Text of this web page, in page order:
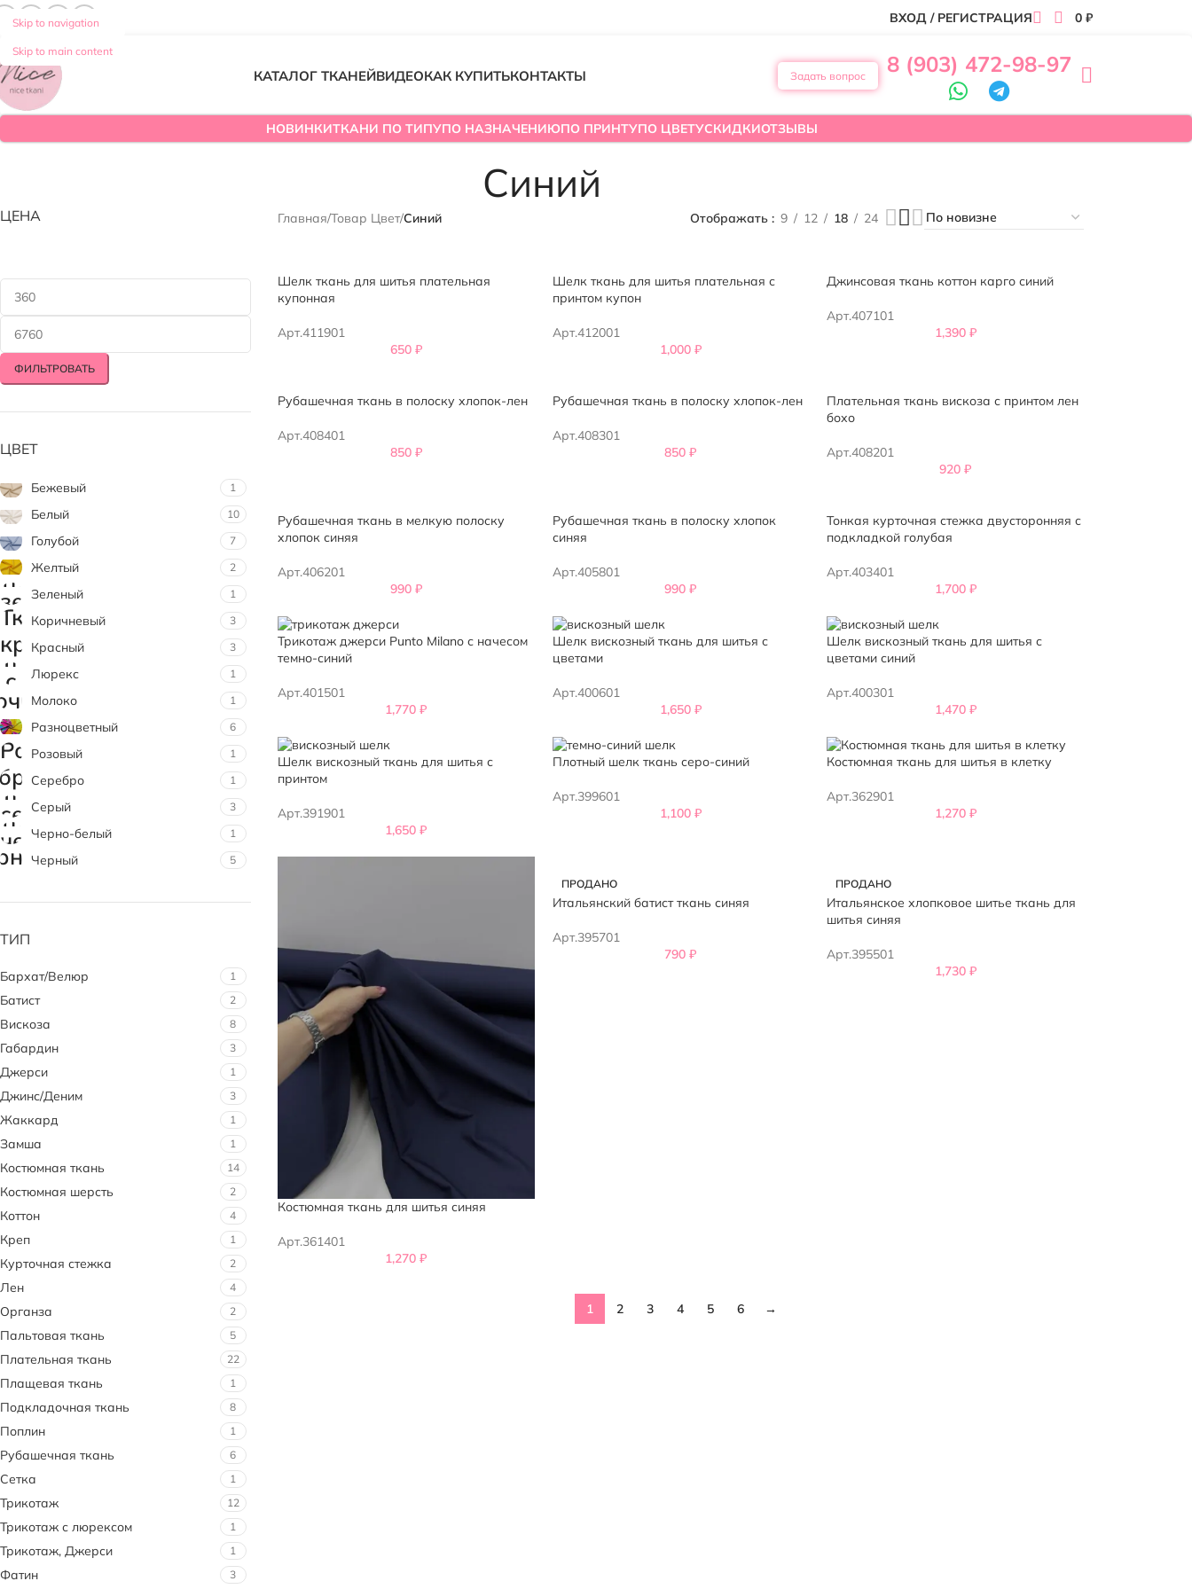
Skip to navigation
Skip to main content
ВХОД / РЕГИСТРАЦИЯ 0 ₽
КАТАЛОГ ТКАНЕЙВИДЕОКАК КУПИТЬКОНТАКТЫ Задать вопрос 8 (903) 472-98-97
НОВИНКИТКАНИ ПО ТИПУПО НАЗНАЧЕНИЮПО ПРИНТУПО ЦВЕТУСКИДКИОТЗЫВЫ
Синий
ЦЕНА
ФИЛЬТРОВАТЬ
ЦВЕТ
Бежевый 1
Белый 10
Голубой 7
Желтый 2
Зеленый 1
Коричневый 3
Красный 3
Люрекс 1
Молоко 1
Разноцветный 6
Розовый 1
Серебро 1
Серый 3
Черно-белый 1
Черный 5
ТИП
Бархат/Велюр 1
Батист 2
Вискоза 8
Габардин 3
Джерси 1
Джинс/Деним 3
Жаккард 1
Замша 1
Костюмная ткань 14
Костюмная шерсть 2
Коттон 4
Креп 1
Курточная стежка 2
Лен 4
Органза 2
Пальтовая ткань 5
Плательная ткань 22
Плащевая ткань 1
Подкладочная ткань 8
Поплин 1
Рубашечная ткань 6
Сетка 1
Трикотаж 12
Трикотаж с люрексом 1
Трикотаж, Джерси 1
Фатин 3
Главная/Товар Цвет/Синий Отображать 9 12 18 24
Шелк ткань для шитья плательная
купонная
Арт.411901
650 ₽
Шелк ткань для шитья плательная с
принтом купон
Арт.412001
1,000 ₽
Джинсовая ткань коттон карго синий
Арт.407101
1,390 ₽
Рубашечная ткань в полоску хлопок-лен
Арт.408401
850 ₽
Рубашечная ткань в полоску хлопок-лен
Арт.408301
850₽
Плательная ткань вискоза с принтом лен
бохо
Арт.408201
920₽
Рубашечная ткань в мелкую полоску
хлопок синяя
Арт.406201
990 ₽
Рубашечная ткань в полоску хлопок
синяя
Арт.405801
990₽
Тонкая курточная стежка двусторонняя с
подкладкой голубая
Арт.403401
1,700 ₽
Трикотаж джерси Punto Milano с начесом
темно-синий
Арт.401501
1,770₽
Шелк вискозный ткань для шитья с
цветами
Арт.400601
1,650 ₽
Шелк вискозный ткань для шитья с
цветами синий
Арт.400301
1,470 ₽
Шелк вискозный ткань для шитья с
принтом
Арт.391901
1,650₽
Плотный шелк ткань серо-синий
Арт.399601
1,100 ₽
Костюмная ткань для шитья в клетку
Арт.362901
1,270 ₽
Костюмная ткань для шитья синяя
Арт.361401
1,270₽
ПРОДАНО
Итальянский батист ткань синяя
Арт.395701
790₽
ПРОДАНО
Итальянское хлопковое шитье ткань для
шитья синяя
Арт.395501
1,730 ₽
1 2 3 4 5 6 →